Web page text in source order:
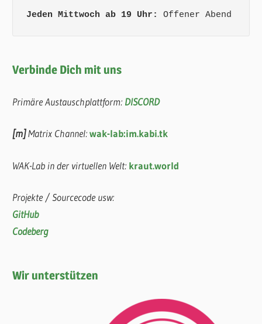
Jeden Mittwoch ab 19 Uhr: Offener Abend
Verbinde Dich mit uns
Primäre Austauschplattform: DISCORD
[m]Matrix Channel:wak-lab:im.kabi.tk
WAK-Lab in der virtuellen Welt: kraut.world
Projekte / Sourcecode usw:
GitHub
Codeberg
Wir unterstützen